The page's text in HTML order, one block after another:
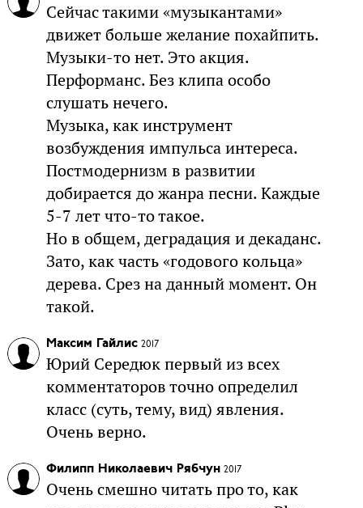
Сейчас такими «музыкантами»
движет больше желание похайпить.
Музыки-то нет. Это акция.
Перформанс. Без клипа особо
слушать нечего.
Музыка, как инструмент
возбуждения импульса интереса.
Постмодернизм в развитии
добирается до жанра песни. Каждые
5-7 лет что-то такое.
Но в общем, деградация и декаданс.
Зато, как часть «годового кольца»
дерева. Срез на данный момент. Он
такой.
Максим Гайлис 2017
Юрий Середюк первый из всех
комментаторов точно определил
класс (суть, тему, вид) явления.
Очень верно.
Филипп Николаевич Рябчун 2017
Очень смешно читать про то, как